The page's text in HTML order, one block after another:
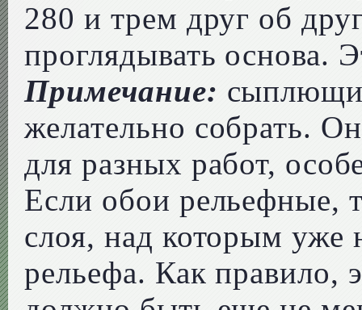
280 и трем друг об
проглядывать основа.
Примечание:
желательно собрать.
для разных работ,
Если обои рельефные,
слоя, над которым уже
рельефа. Как правило,